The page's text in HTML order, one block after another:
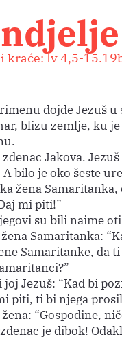
kraće: Iv 4,5-
dojde Jezuš
blizu zemlje, ku
zdenac Jakova.
bilo je oko šeste
žena Samaritanka,
mi piti!”
su bili naime
Samaritanka:
Samaritanke, da
Jezuš: “Kad bi
piti, ti bi njega
žena: “Gospodine,
je dibok!